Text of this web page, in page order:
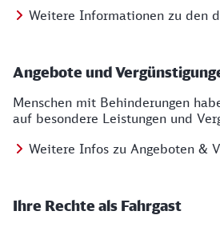
Weitere Informationen zu den
Angebote und
Menschen mit Behinderungen
auf besondere Leistungen und
Weitere Infos zu Angeboten &
Ihre Rechte als Fahrgast